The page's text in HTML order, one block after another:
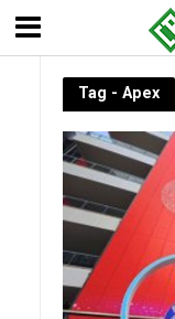
Tag - Apex